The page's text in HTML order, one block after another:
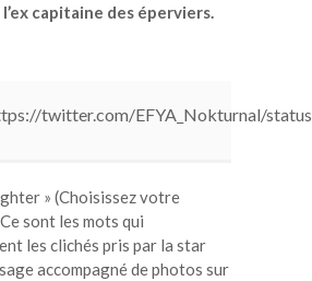
capitaine des éperviers.
twitter.com/EFYA_Nokturnal/
» (Choisissez votre
sont les mots qui
les clichés pris par la star
accompagné de photos sur